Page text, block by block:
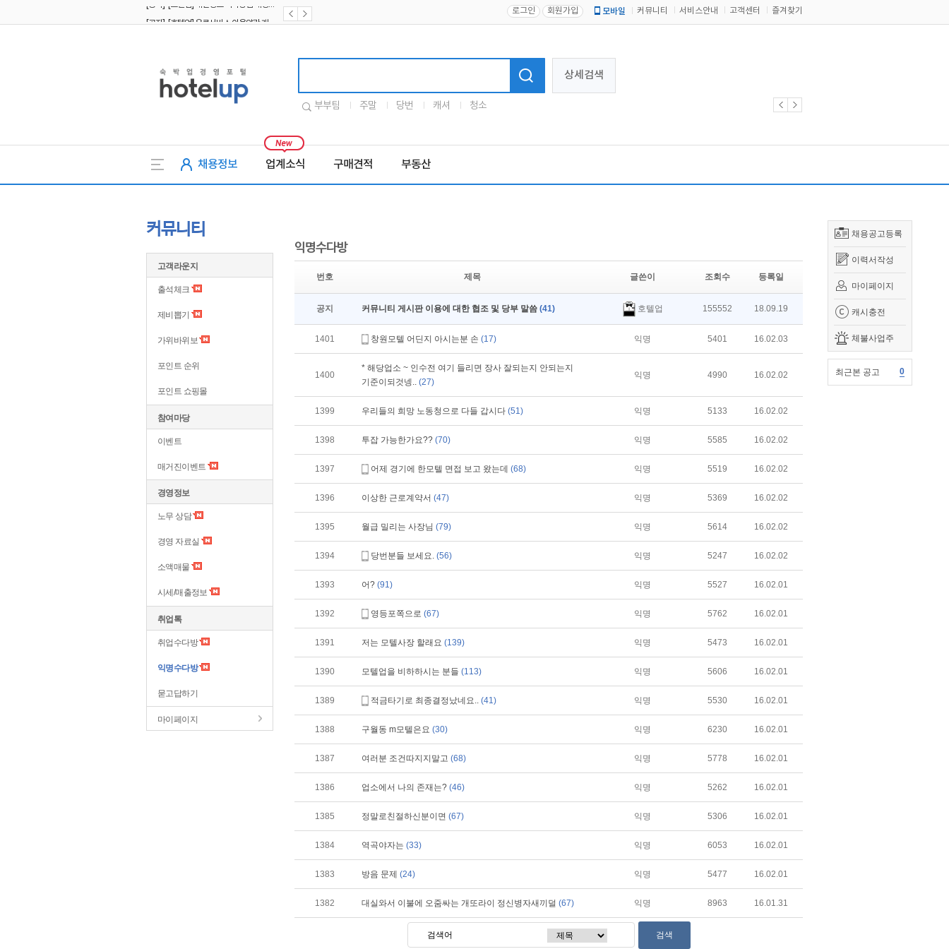
로그인 회원가입 모바일 커뮤니티 서비스안내 고객센터 즐겨찾기
상세검색
부부팀 주말 당번 캐셔 청소
채용정보 업계소식 구매견적 부동산
채용공고등록
이력서작성
마이페이지
캐시충전
체불사업주
최근본 공고 0
커뮤니티
고객라운지
출석체크
제비뽑기
가위바위보
포인트 순위
포인트 쇼핑몰
참여마당
이벤트
매거진이벤트
경영정보
노무 상담
경영 자료실
소액매물
시세/매출정보
취업톡
취업수다방
익명수다방
묻고답하기
마이페이지
익명수다방
번호 제목 글쓴이 조회수 등록일
공지 커뮤니티 게시판 이용에 대한 협조 및 당부 말씀 (41) 호텔업 155552 18.09.19
1401 창원모텔 어딘지 아시는분 손 (17) 익명 5401 16.02.03
1400
* 해당업소 ~ 인수전 여기 들리면 장사 잘되는지 안되는지
기준이되것넹.. (27)
익명 4990 16.02.02
1399 우리들의 희망 노동청으로 다들 갑시다 (51) 익명 5133 16.02.02
1398 투잡 가능한가요?? (70) 익명 5585 16.02.02
1397 어제 경기에 한모텔 면접 보고 왔는데 (68) 익명 5519 16.02.02
1396 이상한 근로계약서 (47) 익명 5369 16.02.02
1395 월급 밀리는 사장님 (79) 익명 5614 16.02.02
1394 당번분들 보세요. (56) 익명 5247 16.02.02
1393 어? (91) 익명 5527 16.02.01
1392 영등포쪽으로 (67) 익명 5762 16.02.01
1391 저는 모텔사장 할래요 (139) 익명 5473 16.02.01
1390 모텔업을 비하하시는 분들 (113) 익명 5606 16.02.01
1389 적금타기로 최종결정났네요.. (41) 익명 5530 16.02.01
1388 구월동 m모텔은요 (30) 익명 6230 16.02.01
1387 여러분 조건따지지말고 (68) 익명 5778 16.02.01
1386 업소에서 나의 존재는? (46) 익명 5262 16.02.01
1385 정말로친절하신분이면 (67) 익명 5306 16.02.01
1384 역곡야자는 (33) 익명 6053 16.02.01
1383 방음 문제 (24) 익명 5477 16.02.01
1382 대실와서 이불에 오줌싸는 개또라이 정신병자새끼덜 (67) 익명 8963 16.01.31